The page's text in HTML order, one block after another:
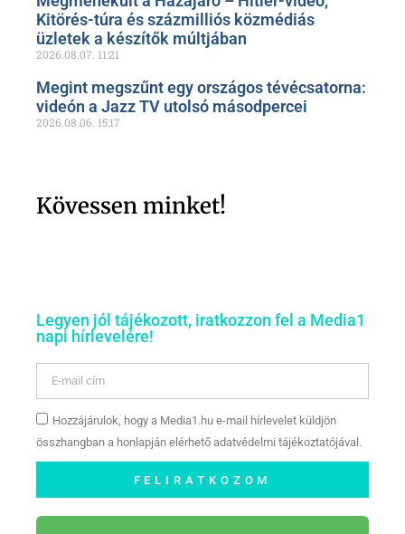
Kitörés-túra és százmilliós közmédiás
üzletek a készítők múltjában
2026.08.07. 11:21
Megint megszűnt egy országos tévécsatorna:
videón a Jazz TV utolsó másodpercei
2026.08.06. 15:17
Kövessen minket!
Legyen jól tájékozott, iratkozzon fel a Media1
napi hírlevelére!
Hozzájárulok, hogy a Media1.hu e-mail hírlevelet küldjön
összhangban a honlapján elérhető adatvédelmi tájékoztatójával.
FELIRATKOZOM